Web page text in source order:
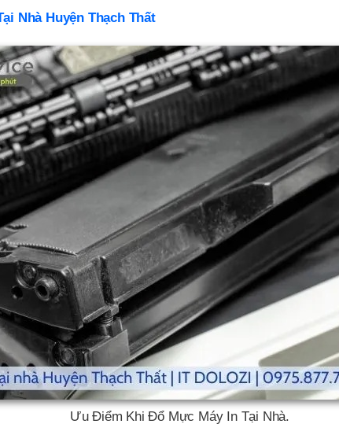
Nhà Huyện Thạch Thất
Ưu Điểm Khi Đổ Mực Máy In Tại Nhà.